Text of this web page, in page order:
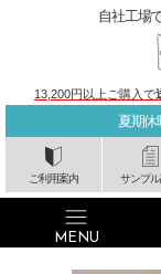
夏期休
ご利用案内 サンプ
自社工場
13,200円以上ご購入で